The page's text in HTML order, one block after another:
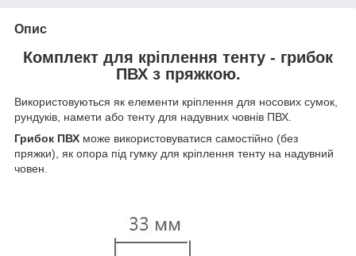
Опис
Комплект для кріплення тенту - грибок
ПВХ з пряжкою.
Використовуються як елементи кріплення для носових сумок,
рундуків, намети або тенту для надувних човнів ПВХ.
Грибок ПВХ може використовуватися самостійно (без
пряжки), як опора під гумку для кріплення тенту на надувний
човен.